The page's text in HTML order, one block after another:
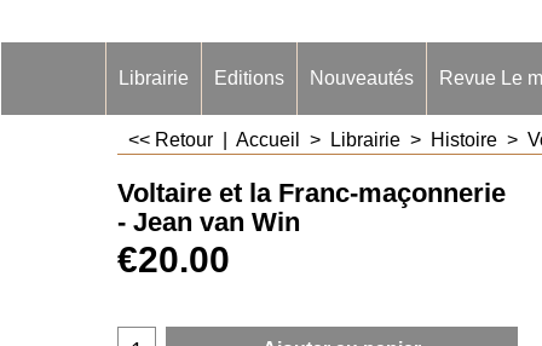
Librairie Editions Nouveautés Revue Le
<< Retour Accueil > Librairie > Histoire >
Voltaire et la Franc-maçonnerie
- Jean van Win
€20.00